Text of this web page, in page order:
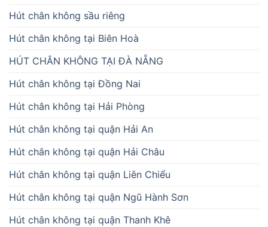
Hút chân không sầu riêng
Hút chân không tại Biên Hoà
HÚT CHÂN KHÔNG TẠI ĐÀ NẴNG
Hút chân không tại Đồng Nai
Hút chân không tại Hải Phòng
Hút chân không tại quận Hải An
Hút chân không tại quận Hải Châu
Hút chân không tại quận Liên Chiểu
Hút chân không tại quận Ngũ Hành Sơn
Hút chân không tại quận Thanh Khê